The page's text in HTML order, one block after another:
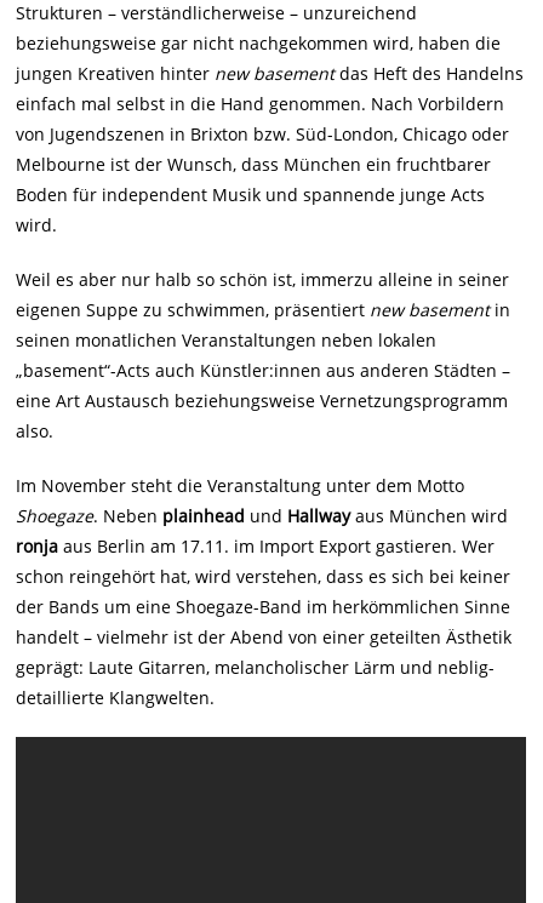
Strukturen – verständlicherweise – unzureichend
beziehungsweise gar nicht nachgekommen wird, haben die
jungen Kreativen hinter new basementdas Heft des Handelns
einfach mal selbst in die Hand genommen. Nach Vorbildern
von Jugendszenen in Brixton bzw. Süd-London, Chicago oder
Melbourne ist der Wunsch, dass München ein fruchtbarer
Boden für independent Musik und spannende junge Acts
wird.
Weil es aber nur halb so schön ist, immerzu alleine in seiner
eigenen Suppe zu schwimmen, präsentiert new basementin
seinen monatlichen Veranstaltungen neben lokalen
„basement“-Acts auch Künstler:innen aus anderen Städten –
eine Art Austausch beziehungsweise Vernetzungsprogramm
also.
Im November steht die Veranstaltung unter dem Motto
Shoegaze. Neben plainhead und Hallwayaus München wird
ronja aus Berlin am 17.11. im Import Export gastieren. Wer
schon reingehört hat, wird verstehen, dass es sich bei keiner
der Bands um eine Shoegaze-Band im herkömmlichen Sinne
handelt – vielmehr ist der Abend von einer geteilten Ästhetik
geprägt: Laute Gitarren, melancholischer Lärm und neblig-
detaillierte Klangwelten.